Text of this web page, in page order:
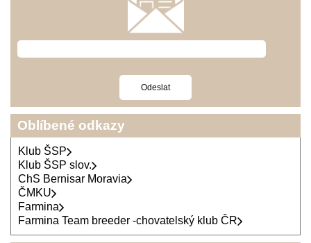
Oblíbené odkazy
Klub ŠSP
Klub ŠSP slov.
ChS Bernisar Moravia
ČMKU
Farmina
Farmina Team breeder -chovatelský klub ČR